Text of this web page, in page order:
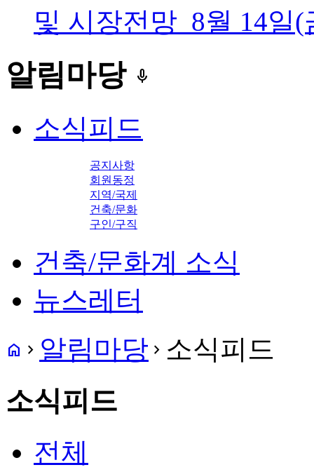
및 시장전망_8월 14일(
알림마당 keyboard_voice
소식피드
공지사항
회원동정
지역/국제
건축/문화
구인/구직
건축/문화계 소식
뉴스레터
home navigate_next 알림마당 navigate_next 소식피드
소식피드
전체